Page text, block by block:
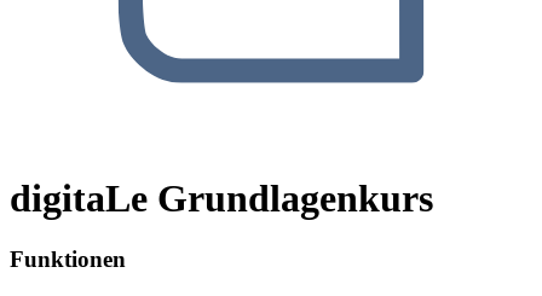
digitaLe Grundlagenkurs
Funktionen